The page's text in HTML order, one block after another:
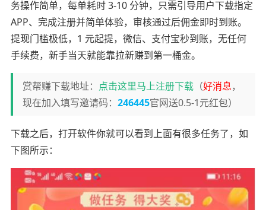
务操作简单，每单耗时 3-10 分钟，只需引导用户下载指定
APP、完成注册并简单体验，审核通过后佣金即时到账。
提现门槛极低，1 元起提，微信、支付宝秒到账，无任何
手续费，新手当天就能靠拉新赚到第一桶金。
赏帮赚下载地址： 点击这里马上注册下载（好消息，
现在加入填写邀请码： 246445官网送0.5-1元红包）
下载之后，打开软件你就可以看到上面有很多任务了，如
下图所示：